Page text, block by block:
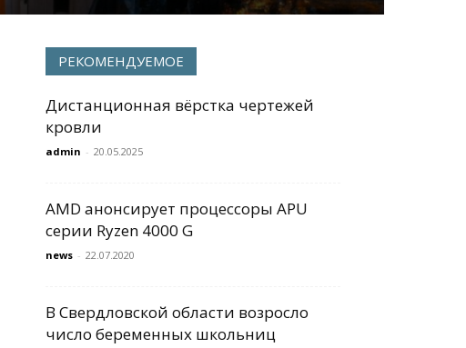
РЕКОМЕНДУЕМОЕ
Дистанционная вёрстка чертежей
кровли
admin - 20.05.2025
AMD анонсирует процессоры APU
серии Ryzen 4000 G
news - 22.07.2020
В Свердловской области возросло
число беременных школьниц